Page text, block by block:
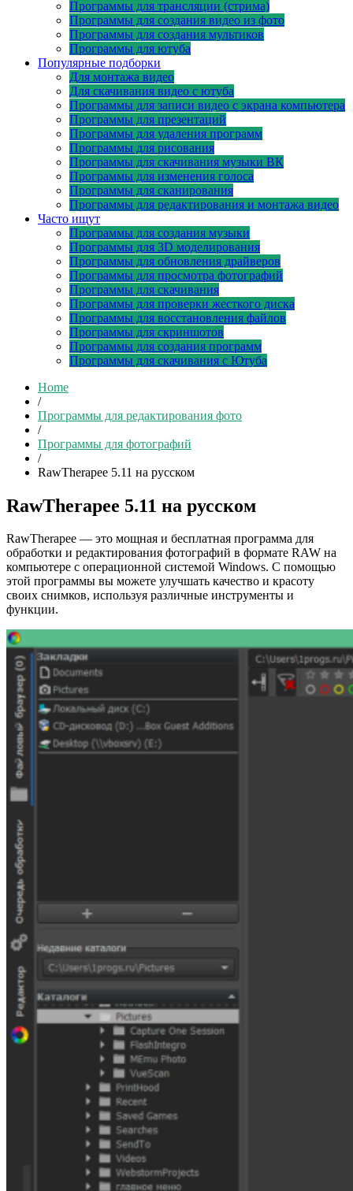
Программы для трансляции (стрима)
Программы для создания видео из фото
Программы для создания мультиков
Программы для ютуба
Популярные подборки
Для монтажа видео
Для скачивания видео с ютуба
Программы для записи видео с экрана компьютера
Программы для презентаций
Программы для удаления программ
Программы для рисования
Программы для скачивания музыки ВК
Программы для изменения голоса
Программы для сканирования
Программы для редактирования и монтажа видео
Часто ищут
Программы для создания музыки
Программы для 3D моделирования
Программы для обновления драйверов
Программы для просмотра фотографий
Программы для скачивания
Программы для проверки жесткого диска
Программы для восстановления файлов
Программы для скриншотов
Программы для создания программ
Программы для скачивания с Ютуба
Home
/
Программы для редактирования фото
/
Программы для фотографий
/
RawTherapee 5.11 на русском
RawTherapee 5.11 на русском
RawTherapee — это мощная и бесплатная программа для
обработки и редактирования фотографий в формате RAW на
компьютере с операционной системой Windows. С помощью
этой программы вы можете улучшать качество и красоту
своих снимков, используя различные инструменты и
функции.